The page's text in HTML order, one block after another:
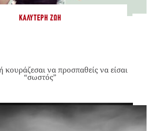
ΚΑΛΎΤΕΡΗ ΖΩΉ
κουράζεσαι να προσπαθείς να είσαι
“σωστός”